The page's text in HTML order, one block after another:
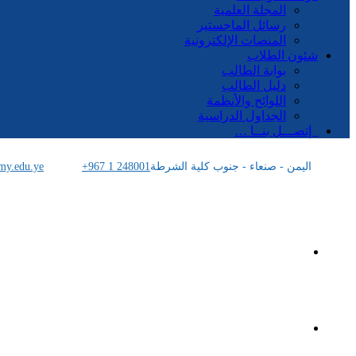
المجلة العلمية
رسائل الماجستير
المنصات الإلكترونية
شئون الطلاب
بوابة الطالب
دليل الطالب
اللوائح والأنظمة
الجداول الدراسية
إتصـــل بنــا …
اليمن - صنعاء - جنوب كلية الشرطة+967 1 248001